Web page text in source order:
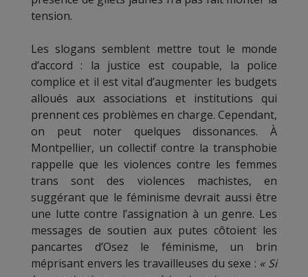
tension.
Les slogans semblent mettre tout le monde
d’accord : la justice est coupable, la police
complice et il est vital d’augmenter les budgets
alloués aux associations et institutions qui
prennent ces problèmes en charge. Cependant,
on peut noter quelques dissonances. À
Montpellier, un collectif contre la transphobie
rappelle que les violences contre les femmes
trans sont des violences machistes, en
suggérant que le féminisme devrait aussi être
une lutte contre l’assignation à un genre. Les
messages de soutien aux putes côtoient les
pancartes d’Osez le féminisme, un brin
méprisant envers les travailleuses du sexe : « Si